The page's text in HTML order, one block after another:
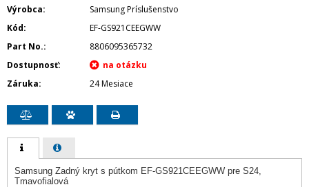
Výrobca
Samsung Príslušenstvo
Kód
EF-GS921CEEGWW
Part No.
8806095365732
Dostupnosť
Záruka
24 Mesiace
Samsung Zadný kryt s pútkom EF-GS921CEEGWW pre S24,
Tmavofialová